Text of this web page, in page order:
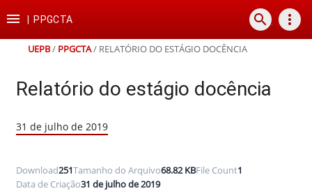
para
conteúdo
para
para
para
rodapé
 PPGCTA search more_vert
UEPB/ PPGCTA/ RELATÓRIO DO ESTÁGIO DOCÊNCIA
Relatório do estágio docência
31 de julho de 2019
Download251Tamanho do Arquivo68.82 KBFile Count1
Data de Criação31 de julho de 2019